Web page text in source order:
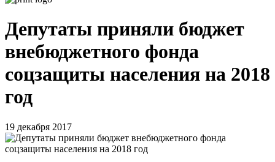
Депутаты приняли бюджет
внебюджетного фонда
соцзащиты населения на 2018
год
19 декабря 2017